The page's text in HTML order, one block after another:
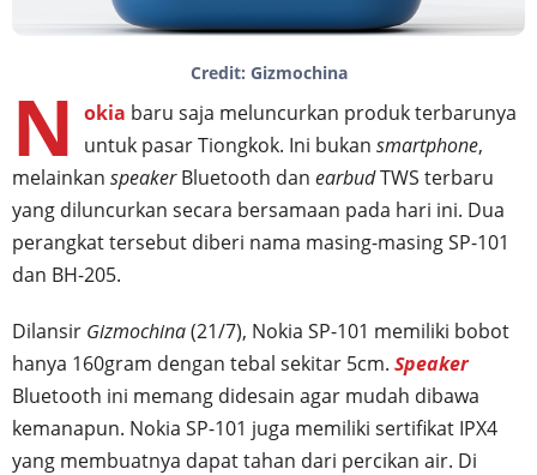
Credit: Gizmochina
N okia baru saja meluncurkan produk terbarunya
untuk pasar Tiongkok. Ini bukan smartphone,
melainkan speakerBluetooth dan earbudTWS terbaru
yang diluncurkan secara bersamaan pada hari ini. Dua
perangkat tersebut diberi nama masing-masing SP-101
dan BH-205.
Dilansir Gizmochina(21/7), Nokia SP-101 memiliki bobot
hanya 160gram dengan tebal sekitar 5cm. Speaker
Bluetooth ini memang didesain agar mudah dibawa
kemanapun. Nokia SP-101 juga memiliki sertifikat IPX4
yang membuatnya dapat tahan dari percikan air. Di